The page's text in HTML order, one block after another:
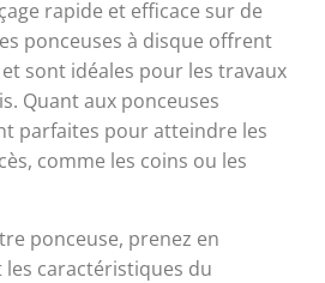
rapide et efficace sur de
ponceuses à disque offrent
sont idéales pour les travaux
Quant aux ponceuses
parfaites pour atteindre les
comme les coins ou les
ponceuse, prenez en
caractéristiques du